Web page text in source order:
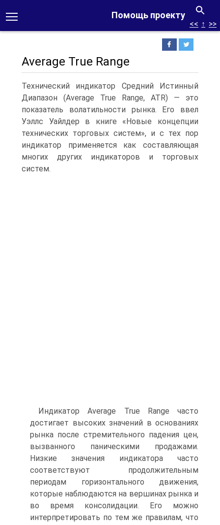
Помощь проекту
<< ↑ >>
Average True Range
Технический индикатор Средний Истинный
Диапазон (Average True Range, ATR) — это
показатель волатильности рынка. Его ввел
Уэллс Уайлдер в книге «Новые концепции
технических торговых систем», и с тех пор
индикатор применяется как составляющая
многих других индикаторов и торговых
систем.
Индикатор Average True Range часто
достигает высоких значений в основаниях
рынка после стремительного падения цен,
вызванного паническими продажами.
Низкие значения индикатора часто
соответствуют продолжительным
периодам горизонтального движения,
которые наблюдаются на вершинах рынка и
во время консолидации. Его можно
интерпретировать по тем же правилам, что